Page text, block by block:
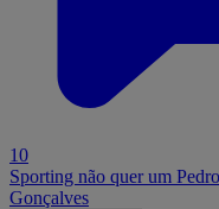
10
Sporting não quer um
Gonçalves